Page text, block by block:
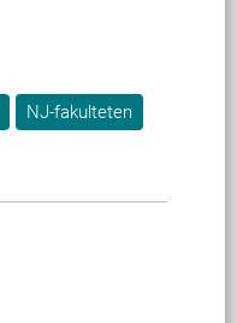
NJ-fakulteten